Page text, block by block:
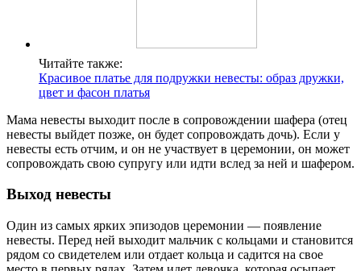
Читайте также:
Красивое платье для подружки невесты: образ дружки,
цвет и фасон платья
Мама невесты выходит после в сопровождении шафера (отец
невесты выйдет позже, он будет сопровождать дочь). Если у
невесты есть отчим, и он не участвует в церемонии, он может
сопровождать свою супругу или идти вслед за ней и шафером.
Выход невесты
Один из самых ярких эпизодов церемонии — появление
невесты. Перед ней выходит мальчик с кольцами и становится
рядом со свидетелем или отдает кольца и садится на свое